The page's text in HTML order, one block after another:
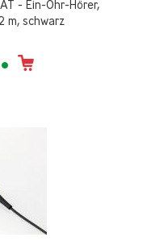
- Ein-Ohr-Hörer,
m, schwarz